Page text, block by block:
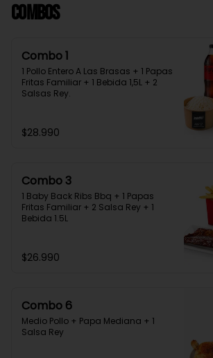
Combos
Combo 1
1 Pollo Entero A Las Brasas + 1 Papas
Fritas Familiar + 1 Bebida 1,5L + 2
Salsas Rey.
$28.990
Combo 3
1 Baby Back Ribs Bbq + 1 Papas
Fritas Familiar + 2 Salsa Rey + 1
Bebida 1.5L
$26.990
Combo 6
Medio Pollo + Papa Mediana + 1
Salsa Rey